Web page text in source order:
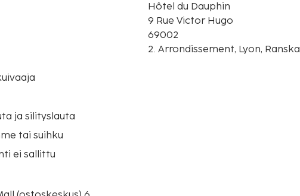
ja silityslauta
tai suihku
ei sallittu
Hôtel du Dauphin
9 Rue Victor Hugo
69002
2. Arrondissement, Lyon, Ranska